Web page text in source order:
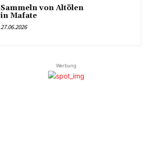
Sammeln von Altölen
in Mafate
27.06.2026
Werbung